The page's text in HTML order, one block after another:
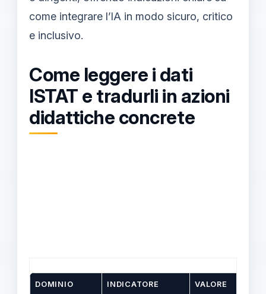
come integrare l’IA in modo sicuro, critico
e inclusivo.
Come leggere i dati
ISTAT e tradurli in azioni
didattiche concrete
DOMINIO INDICATORE VALORE